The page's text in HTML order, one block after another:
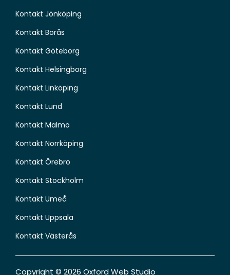
Kontakt Jönköping
Kontakt Borås
Kontakt Göteborg
Kontakt Helsingborg
Kontakt Linköping
Kontakt Lund
Kontakt Malmö
Kontakt Norrköping
Kontakt Örebro
Kontakt Stockholm
Kontakt Umeå
Kontakt Uppsala
Kontakt Västerås
Copyright © 2026 Oxford Web Studio